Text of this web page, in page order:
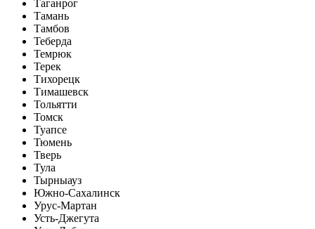
Таганрог
Тамань
Тамбов
Теберда
Темрюк
Терек
Тихорецк
Тимашевск
Тольятти
Томск
Туапсе
Тюмень
Тверь
Тула
Тырныауз
Южно-Сахалинск
Урус-Мартан
Усть-Джегута